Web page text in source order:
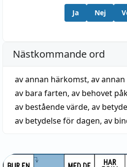
Ja Nej
Nästkommande ord
av annan härkomst, av
av bara farten, av behovet
av bestående värde, av
av betydelse för dagen, av